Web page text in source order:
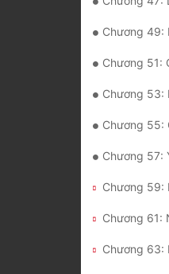
Chương 49:
Chương 51:
Chương 53:
Chương 55:
Chương 57:
Chương 59:
Chương 61:
Chương 63: